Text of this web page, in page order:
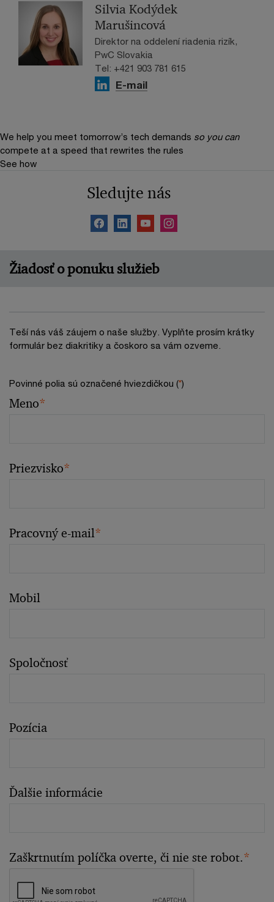
Silvia Kodýdek
Marušincová
Direktor na oddelení riadenia rizík,
PwC Slovakia
Tel: +421 903 781 615
E-mail
We help you meet tomorrow’s tech demands so you can
compete at a speed that rewrites the rules
See how
Sledujte nás
Žiadosť o ponuku služieb
Teší nás váš záujem o naše služby. Vyplňte prosím krátky
formulár bez diakritiky a čoskoro sa vám ozveme.
Povinné polia sú označené hviezdičkou (*)
Meno*
Priezvisko*
Pracovný e-mail*
Mobil
Spoločnosť
Pozícia
Ďalšie informácie
Zaškrtnutím políčka overte, či nie ste robot.*